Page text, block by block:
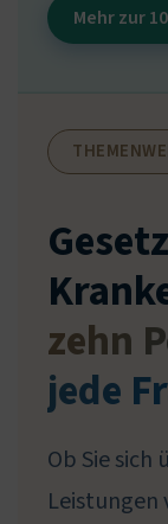
Mehr zur
zehn
jede
Ob Sie
Leistungen